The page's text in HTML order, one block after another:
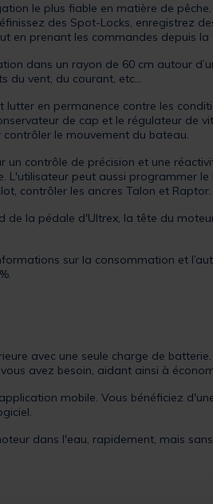
le plus fiable en matière de
des Spot-Locks, enregistrez
en prenant les commandes depuis
dans un rayon de 60 cm autour
du vent, du courant, etc…
lutter en permanence contre les
de cap et le régulateur de
contrôler le mouvement du bateau.
un contrôle de précision et une
peut aussi programmer
contrôler les ancres Talon et Raptor.
de la pédale d'Ultrex, la tête du
sur la consommation et
avec une seule charge de
avez besoin, aidant ainsi à
mobile. Vous bénéficiez
dans l'eau, rapidement, mais